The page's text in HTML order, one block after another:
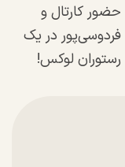
حضور کارتال و
فردوسی‌پور در یک
رستوران لوکس!